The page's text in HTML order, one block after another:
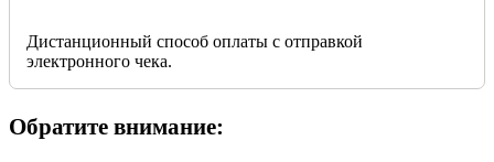
Дистанционный способ оплаты с отправкой
электронного чека.
Обратите внимание: